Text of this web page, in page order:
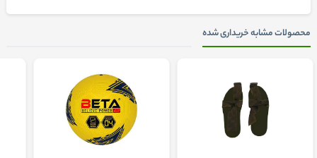
محصولات مشابه خریداری شده